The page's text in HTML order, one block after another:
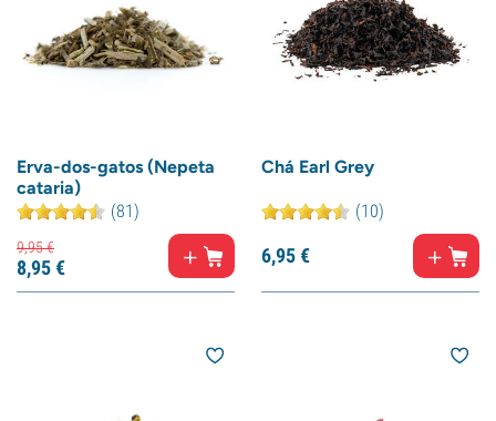
Erva-dos-gatos (Nepeta
cataria)
(81)
9,95€
8,95€
Chá Earl Grey
(10)
6,95€